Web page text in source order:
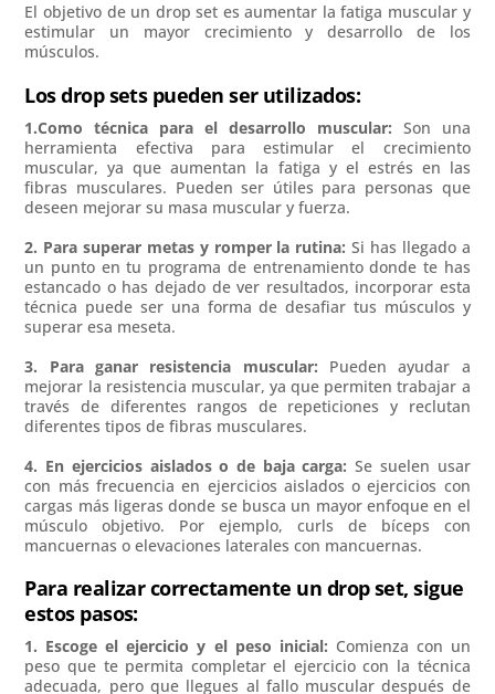
El objetivo de un drop set es aumentar la fatiga muscular y
estimular un mayor crecimiento y desarrollo de los
músculos.
Los drop sets pueden ser utilizados:
1.Como técnica para el desarrollo muscular: Son una
herramienta efectiva para estimular el crecimiento
muscular, ya que aumentan la fatiga y el estrés en las
fibras musculares. Pueden ser útiles para personas que
deseen mejorar su masa muscular y fuerza.
2. Para superar metas y romper la rutina:Si has llegado a
un punto en tu programa de entrenamiento donde te has
estancado o has dejado de ver resultados, incorporar esta
técnica puede ser una forma de desafiar tus músculos y
superar esa meseta.
3. Para ganar resistencia muscular: Pueden ayudar a
mejorar la resistencia muscular, ya que permiten trabajar a
través de diferentes rangos de repeticiones y reclutan
diferentes tipos de fibras musculares.
4. En ejercicios aislados o de baja carga: Se suelen usar
con más frecuencia en ejercicios aislados o ejercicios con
cargas más ligeras donde se busca un mayor enfoque en el
músculo objetivo. Por ejemplo, curls de bíceps con
mancuernas o elevaciones laterales con mancuernas.
Para realizar correctamente un drop set, sigue
estos pasos:
1. Escoge el ejercicio y el peso inicial: Comienza con un
peso que te permita completar el ejercicio con la técnica
adecuada, pero que llegues al fallo muscular después de